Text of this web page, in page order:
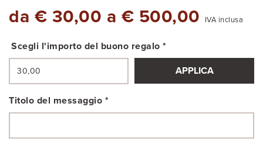
da € 30,00 a € 500,00 IVA inclusa
Scegli l'importo del buono regalo *
APPLICA
Titolo del messaggio *